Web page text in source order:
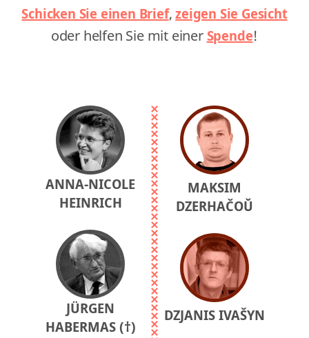
Schicken Sie einen Brief,zeigen Sie Gesicht
oder helfen Sie mit einerSpende!
ANNA-NICOLE
HEINRICH
JÜRGEN
HABERMAS (†)
MAKSIM
DZERHAČOŬ
DZJANIS IVAŠYN